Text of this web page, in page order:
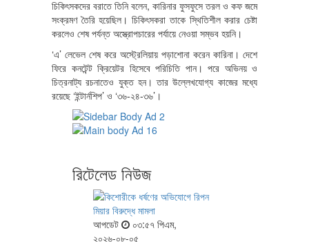
চিকিৎসকদের বরাতে তিনি বলেন, কারিনার ফুসফুসে তরল ও কফ জমে
সংক্রমণ তৈরি হয়েছিল। চিকিৎসকরা তাকে স্থিতিশীল করার চেষ্টা
করলেও শেষ পর্যন্ত অস্ত্রোপচারের পর্যায়ে নেওয়া সম্ভব হয়নি।
‘এ’ লেভেল শেষ করে অস্ট্রেলিয়ায় পড়াশোনা করেন কারিনা। দেশে
ফিরে কনটেন্ট ক্রিয়েটর হিসেবে পরিচিতি পান। পরে অভিনয় ও
চিত্রনাট্য রচনাতেও যুক্ত হন। তার উল্লেখযোগ্য কাজের মধ্যে
রয়েছে ‘ইন্টার্নশিপ’ ও ‘৩৬-২৪-৩৬’।
রিটেলেড নিউজ
আপডেট
০৩:৫৭ পিএম,
২০২৬-০৮-০৫